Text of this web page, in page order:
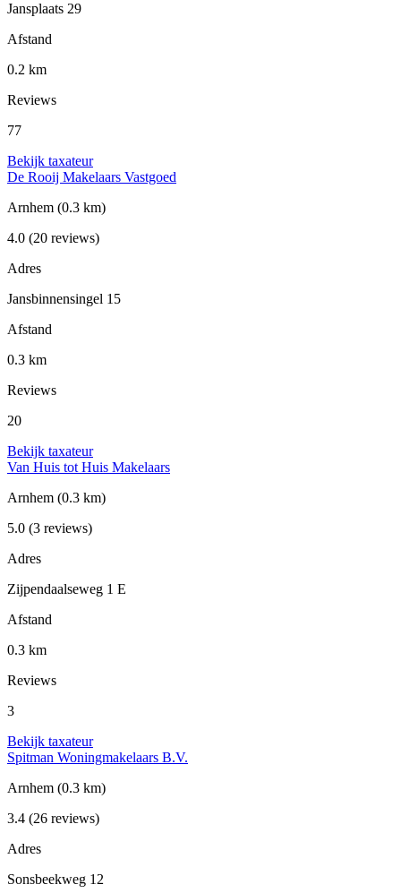
Jansplaats 29
Afstand
0.2 km
Reviews
77
Bekijk taxateur
De Rooij Makelaars Vastgoed
Arnhem (0.3 km)
4.0 (20 reviews)
Adres
Jansbinnensingel 15
Afstand
0.3 km
Reviews
20
Bekijk taxateur
Van Huis tot Huis Makelaars
Arnhem (0.3 km)
5.0 (3 reviews)
Adres
Zijpendaalseweg 1 E
Afstand
0.3 km
Reviews
3
Bekijk taxateur
Spitman Woningmakelaars B.V.
Arnhem (0.3 km)
3.4 (26 reviews)
Adres
Sonsbeekweg 12